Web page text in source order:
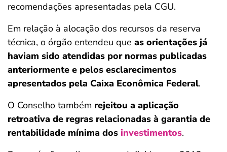
recomendações apresentadas pela CGU.
Em relação à alocação dos recursos da reserva
técnica, o órgão entendeu que as orientações já
haviam sido atendidas por normas publicadas
anteriormente e pelos esclarecimentos
apresentados pela Caixa Econômica Federal.
O Conselho também rejeitou a aplicação
retroativa de regras relacionadas à garantia de
rentabilidade mínima dos investimentos.